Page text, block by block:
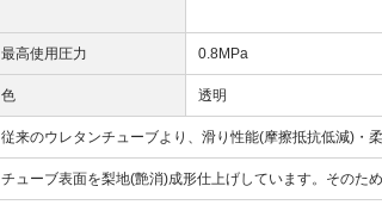
最高使用圧力 0.8MPa
色 透明
従来のウレタンチューブより、滑り性能(摩擦抵抗低減)・
チューブ表面を梨地(艶消)成形仕上げしています。そのた